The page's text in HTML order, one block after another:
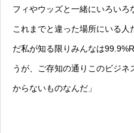
フィやウッズと一緒にいろいろ
これまでと違った場所にいる
だ私が知る限りみんなは
うが、ご存知の通りこのビジ
からないものなんだ」